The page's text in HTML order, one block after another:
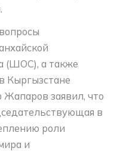
(ШОС), а также
Кыргызстане
заявил, что
в
роли
и